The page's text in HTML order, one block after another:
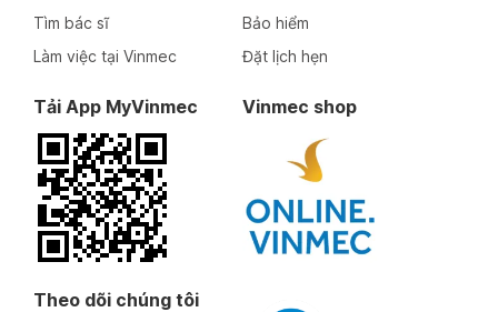
Ngày 16-02-2026
Ngày 11-02-2026
Tìm bác sĩ
Làm việc tại Vinmec
Bảo hiểm
Đặt lịch hẹn
Tải App MyVinmec Vinmec shop
Theo dõi chúng tôi